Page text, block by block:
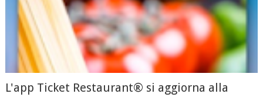
L'app Ticket Restaurant® si aggiorna alla